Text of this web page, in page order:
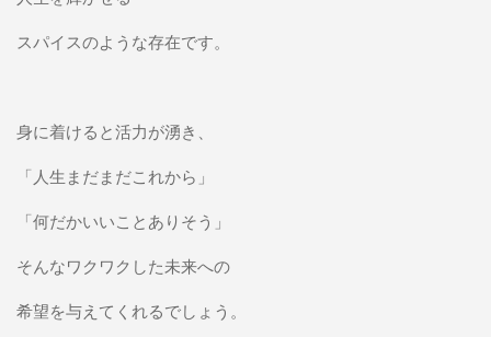
スパイスのような存在です。
身に着けると活力が湧き、
「人生まだまだこれから」
「何だかいいことありそう」
そんなワクワクした未来への
希望を与えてくれるでしょう。